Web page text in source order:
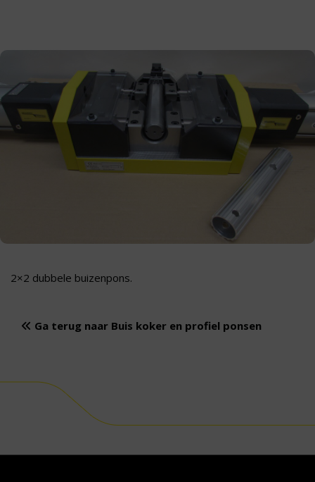
2×2 dubbele buizenpons.
Ga terug naar Buis koker en profiel ponsen